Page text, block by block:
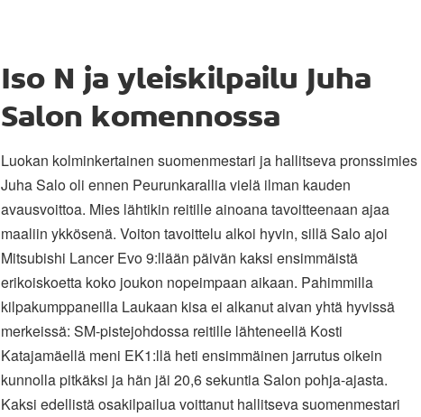
Iso N ja yleiskilpailu Juha
Salon komennossa
Luokan kolminkertainen suomenmestari ja hallitseva pronssimies
Juha Salo oli ennen Peurunkarallia vielä ilman kauden
avausvoittoa. Mies lähtikin reitille ainoana tavoitteenaan ajaa
maaliin ykkösenä. Voiton tavoittelu alkoi hyvin, sillä Salo ajoi
Mitsubishi Lancer Evo 9:llään päivän kaksi ensimmäistä
erikoiskoetta koko joukon nopeimpaan aikaan. Pahimmilla
kilpakumppaneilla Laukaan kisa ei alkanut aivan yhtä hyvissä
merkeissä: SM-pistejohdossa reitille lähteneellä Kosti
Katajamäellä meni EK1:llä heti ensimmäinen jarrutus oikein
kunnolla pitkäksi ja hän jäi 20,6 sekuntia Salon pohja-ajasta.
Kaksi edellistä osakilpailua voittanut hallitseva suomenmestari